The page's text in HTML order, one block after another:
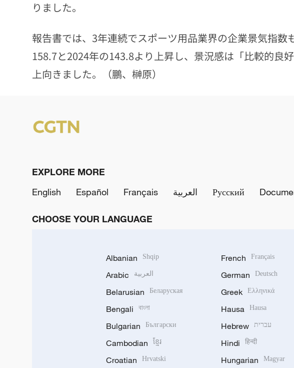
りました。
報告書では、3年連続でスポーツ用品業界の企業景気指数
158.7と2024年の143.8より上昇し、景況感は「比較的良
上向きました。（鵬、榊原）
EXPLORE MORE
English
Español Français العربية Русский
CHOOSE YOUR LANGUAGE
Albanian Shqip
Arabic العربية
Belarusian Беларуская
Bengali বাংলা
Bulgarian Български
Cambodian ខ្មែរ
Croatian Hrvatski
French Français
German Deutsch
Greek Ελληνικά
Hausa Hausa
Hebrew עברית
Hindi हिन्दी
Hungarian Magyar